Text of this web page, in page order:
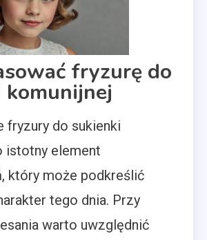
fryzurę do
komunijnej
fryzury do sukienki
istotny element
który może podkreślić
tego dnia. Przy
warto uwzględnić